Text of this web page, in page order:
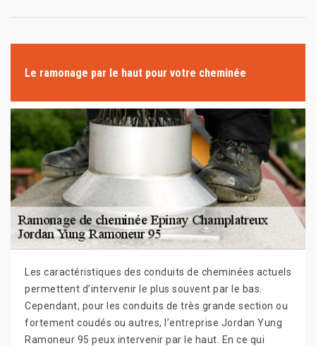
Le ramonage par le haut pour votre cheminée
Les caractéristiques des conduits de cheminées actuels
permettent d’intervenir le plus souvent par le bas.
Cependant, pour les conduits de très grande section ou
fortement coudés ou autres, l’entreprise Jordan Yung
Ramoneur 95 peux intervenir par le haut. En ce qui